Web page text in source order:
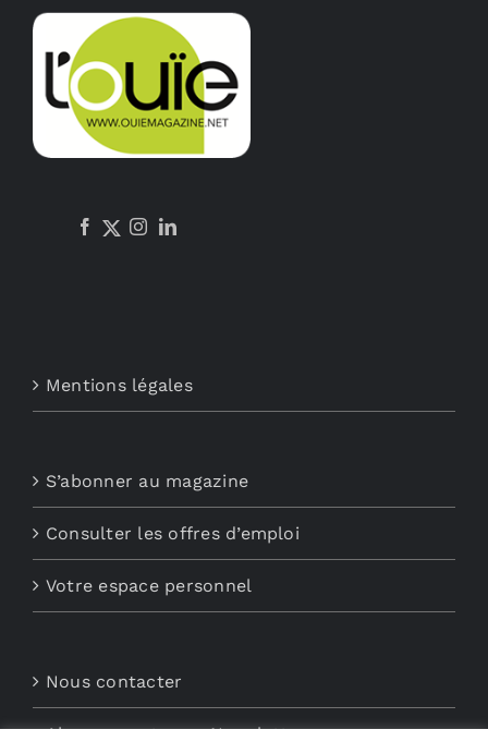
Mentions légales
S’abonner au magazine
Consulter les offres d’emploi
Votre espace personnel
Nous contacter
Abonnements aux Newsletters